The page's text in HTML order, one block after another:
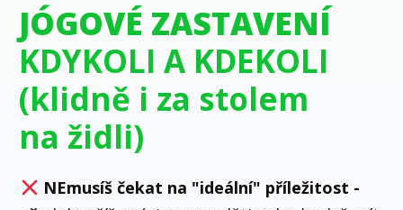
JÓGOVÉ ZASTAVENÍ
KDYKOLI A KDEKOLI
(klidně i za stolem
na židli)
NEmusíš čekat na "ideální" příležitost -